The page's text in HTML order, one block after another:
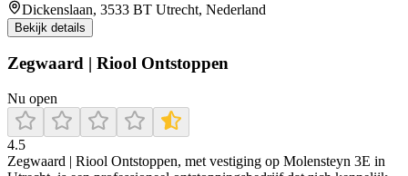
Dickenslaan, 3533 BT Utrecht, Nederland
Bekijk details
Zegwaard | Riool Ontstoppen
Nu open
4.5
Zegwaard | Riool Ontstoppen, met vestiging op Molensteyn 3E in